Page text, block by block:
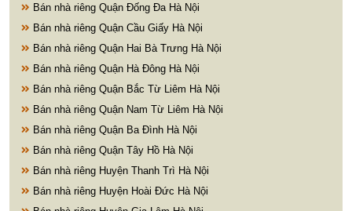
Bán nhà riêng Quận Đống Đa Hà Nội
Bán nhà riêng Quận Cầu Giấy Hà Nội
Bán nhà riêng Quận Hai Bà Trưng Hà Nội
Bán nhà riêng Quận Hà Đông Hà Nội
Bán nhà riêng Quận Bắc Từ Liêm Hà Nội
Bán nhà riêng Quận Nam Từ Liêm Hà Nội
Bán nhà riêng Quận Ba Đình Hà Nội
Bán nhà riêng Quận Tây Hồ Hà Nội
Bán nhà riêng Huyện Thanh Trì Hà Nội
Bán nhà riêng Huyện Hoài Đức Hà Nội